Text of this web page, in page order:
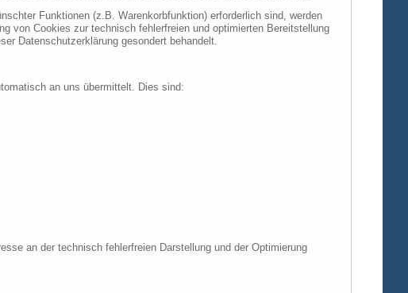
Funktionen (z.B. Warenkorbfunktion) erforderlich sind, werden
von Cookies zur technisch fehlerfreien und optimierten Bereitstellung
Datenschutzerklärung gesondert behandelt.
an uns übermittelt. Dies sind:
an der technisch fehlerfreien Darstellung und der Optimierung